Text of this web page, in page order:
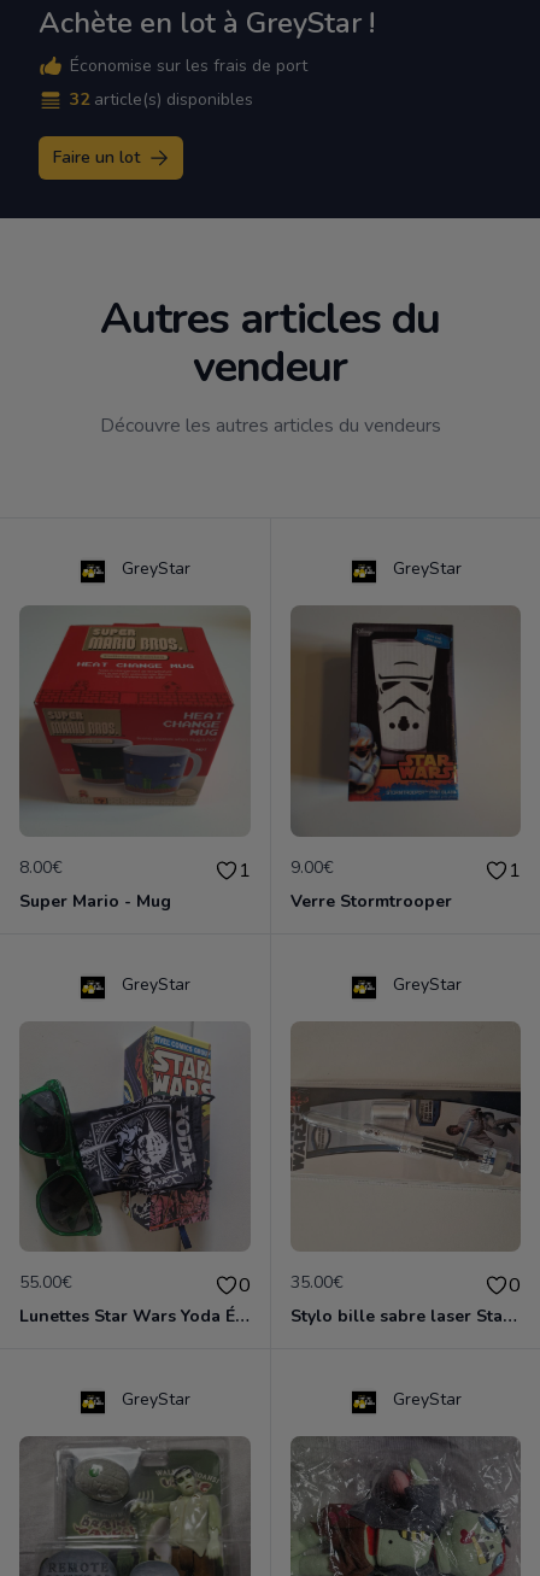
Achète en lot à GreyStar !
Économise sur les frais de port
32 article(s) disponibles
Faire un lot
Autres articles du
vendeur
Découvre les autres articles du vendeurs
GreyStar
8.00€ 1
Super Mario - Mug
GreyStar
9.00€ 1
Verre Stormtrooper
GreyStar
55.00€ 0
Lunettes Star Wars Yoda Édition Collector + Boîte & Pochette
GreyStar
35.00€ 0
Stylo bille sabre laser Star Wars - Luke Skywalker (Zeon, 2012) Collector
GreyStar GreyStar